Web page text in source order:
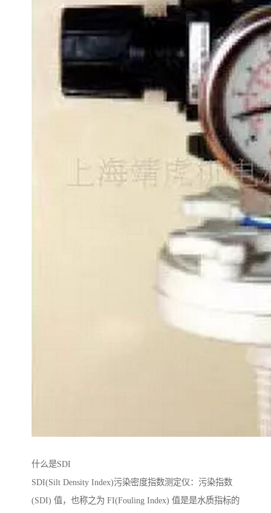
什么是SDI
SDI(Silt Density Index)污染密度指数测定仪：污染指数
(SDI) 值，也称之为 FI(Fouling Index) 值是是水质指标的